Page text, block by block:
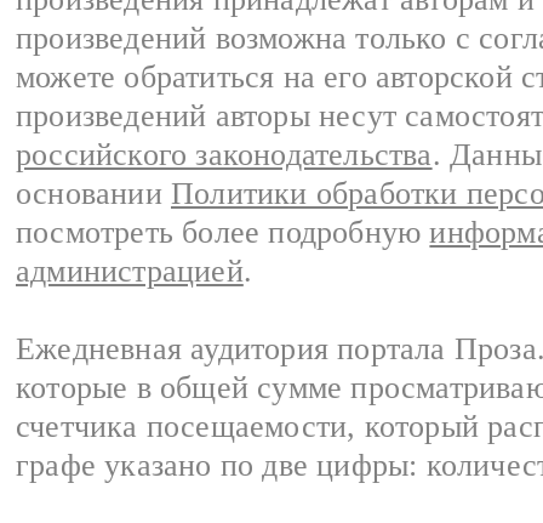
произведений возможна только с
можете обратиться на его авторской
произведений авторы несут
российского законодательства.
основании Политики обработки
посмотреть более подробную
администрацией.
Ежедневная аудитория портала
которые в общей сумме
счетчика посещаемости, который
графе указано по две цифры: